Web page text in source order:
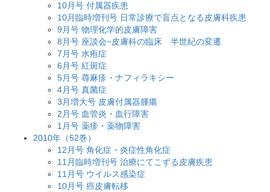
10月号 付属器疾患
10月臨時増刊号 日常診療で盲点となる皮膚科疾患
9月号 物理化学的皮膚障害
8月号 座談会−皮膚科の臨床 半世紀の変遷
7月号 水疱症
6月号 紅斑症
5月号 蕁麻疹・ナフィラキシー
4月号 真菌症
3月増大号 皮膚付属器腫瘍
2月号 血管炎・血行障害
1月号 薬疹・薬物障害
2010年（52巻）
12月号 角化症・炎症性角化症
11月臨時増刊号 治療にてこずる皮膚疾患
11月号 ウイルス感染症
10月号 癌皮膚転移